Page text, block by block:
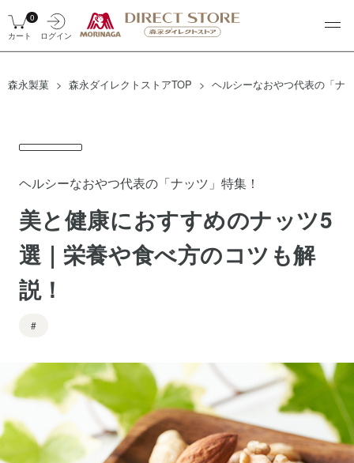
ログイン
0
カート
森永製菓 森永ダイレクトストアTOP ヘルシーなおやつ代表の「ナ
ヘルシーなおやつ代表の「ナッツ」特集！
美と健康におすすめのナッツ5
選｜栄養や食べ方のコツも解
説！